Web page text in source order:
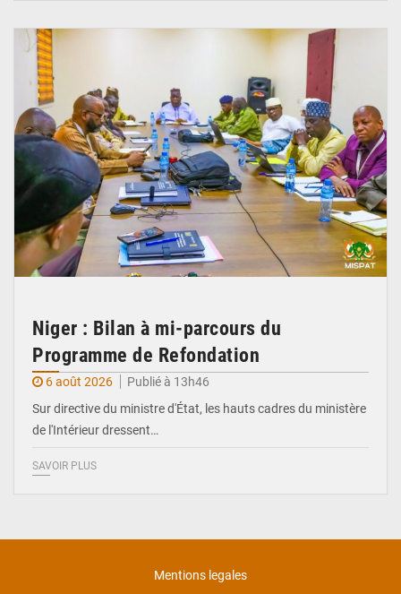
Niger : Bilan à mi-parcours du
Programme de Refondation
6 août 2026
Publié à 13h46
Sur directive du ministre d'État, les hauts cadres du ministère
de l'Intérieur dressent…
SAVOIR PLUS
Mentions legales